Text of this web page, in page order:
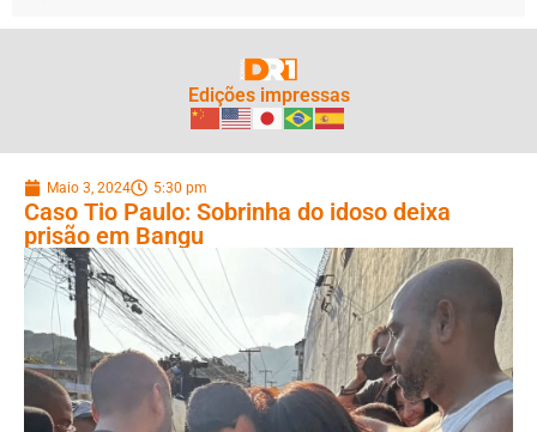
Edições impressas
Maio 3, 2024 5:30 pm
Caso Tio Paulo: Sobrinha do idoso deixa
prisão em Bangu